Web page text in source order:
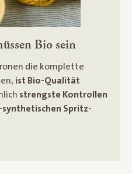
Bio sein
die komplette
ist Bio-Qualität
strengste Kontrollen
Spritz-